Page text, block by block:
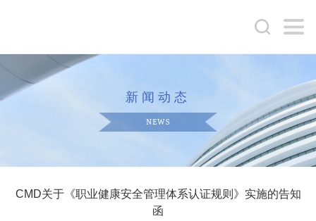
新闻动态
NEWS
CMD关于《职业健康安全管理体系认证规则》实施的告知
函